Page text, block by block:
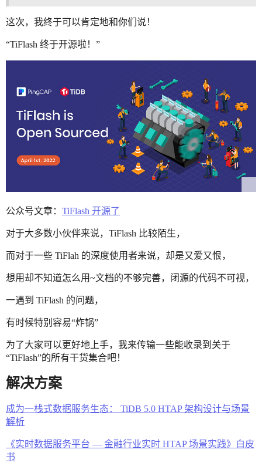
这次，我终于可以肯定地和你们说！
“TiFlash 终于开源啦！”
公众号文章： TiFlash 开源了
对于大多数小伙伴来说，TiFlash 比较陌生，
而对于一些 TiFlah 的深度使用者来说，却是又爱又恨，
想用却不知道怎么用~文档的不够完善，闭源的代码不可视，
一遇到 TiFlash 的问题，
有时候特别容易“炸锅”
为了大家可以更好地上手，我来传输一些能收录到关于
“TiFlash”的所有干货集合吧！
解决方案
成为一栈式数据服务生态： TiDB 5.0 HTAP 架构设计与场景
解析
《实时数据服务平台 — 金融行业实时 HTAP 场景实践》白皮
书